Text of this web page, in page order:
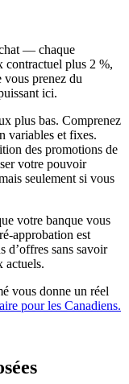
— chaque
contractuel plus 2 %,
prenez du
ici.
plus bas. Comprenez
variables et fixes.
des promotions de
votre pouvoir
seulement si vous
votre banque vous
approbation est
d’offres sans savoir
actuels.
vous donne un réel
pour les Canadiens.